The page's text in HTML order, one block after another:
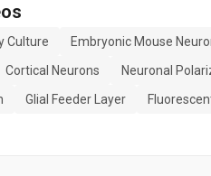
Culture
Embryonic Mouse
Cortical Neurons
Neuronal
Glial Feeder Layer